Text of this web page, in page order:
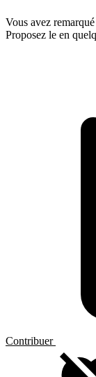
Vous avez
Proposez le en
Contribuer